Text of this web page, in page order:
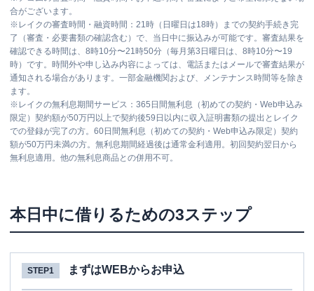
合がございます。
※ レイクの審査時間・融資時間：21時（日曜日は18時）までの契約手続き完
了（審査・必要書類の確認含む）で、当日中に振込みが可能です。審査結果を
確認できる時間は、8時10分〜21時50分（毎月第3日曜日は、8時10分〜19
時）です。時間外や申し込み内容によっては、電話またはメールで審査結果が
通知される場合があります。一部金融機関および、メンテナンス時間等を除き
ます。
※ レイクの無利息期間サービス：365日間無利息（初めての契約・Web申込み
限定）契約額が50万円以上で契約後59日以内に収入証明書類の提出とレイク
での登録が完了の方。60日間無利息（初めての契約・Web申込み限定）契約
額が50万円未満の方。無利息期間経過後は通常金利適用。初回契約翌日から
無利息適用。他の無利息商品との併用不可。
本日中に借りるための3ステップ
STEP1 まずはWEBからお申込